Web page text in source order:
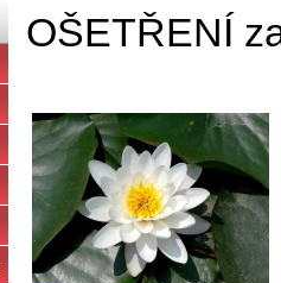
OŠETŘENÍ